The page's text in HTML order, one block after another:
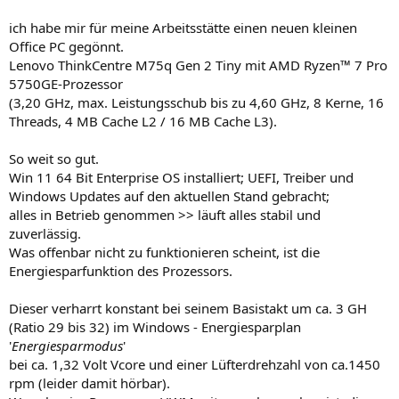
ich habe mir für meine Arbeitsstätte einen neuen kleinen
Office PC gegönnt.
Lenovo ThinkCentre M75q Gen 2 Tiny mit AMD Ryzen™ 7 Pro
5750GE-Prozessor
(3,20 GHz, max. Leistungsschub bis zu 4,60 GHz, 8 Kerne, 16
Threads, 4 MB Cache L2 / 16 MB Cache L3).
So weit so gut.
Win 11 64 Bit Enterprise OS installiert; UEFI, Treiber und
Windows Updates auf den aktuellen Stand gebracht;
alles in Betrieb genommen >> läuft alles stabil und
zuverlässig.
Was offenbar nicht zu funktionieren scheint, ist die
Energiesparfunktion des Prozessors.
Dieser verharrt konstant bei seinem Basistakt um ca. 3 GH
(Ratio 29 bis 32) im Windows - Energiesparplan
'Energiesparmodus'
bei ca. 1,32 Volt Vcore und einer Lüfterdrehzahl von ca.1450
rpm (leider damit hörbar).